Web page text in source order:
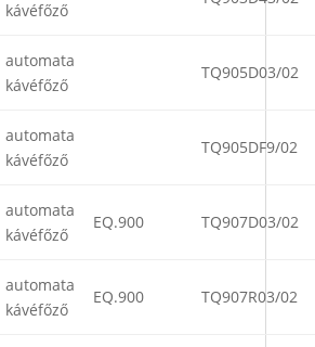
kávéfőző
automata
kávéfőző
TQ905D03/02
automata
kávéfőző
TQ905DF9/02
automata
kávéfőző
EQ.900 TQ907D03/02
automata
kávéfőző
EQ.900 TQ907R03/02